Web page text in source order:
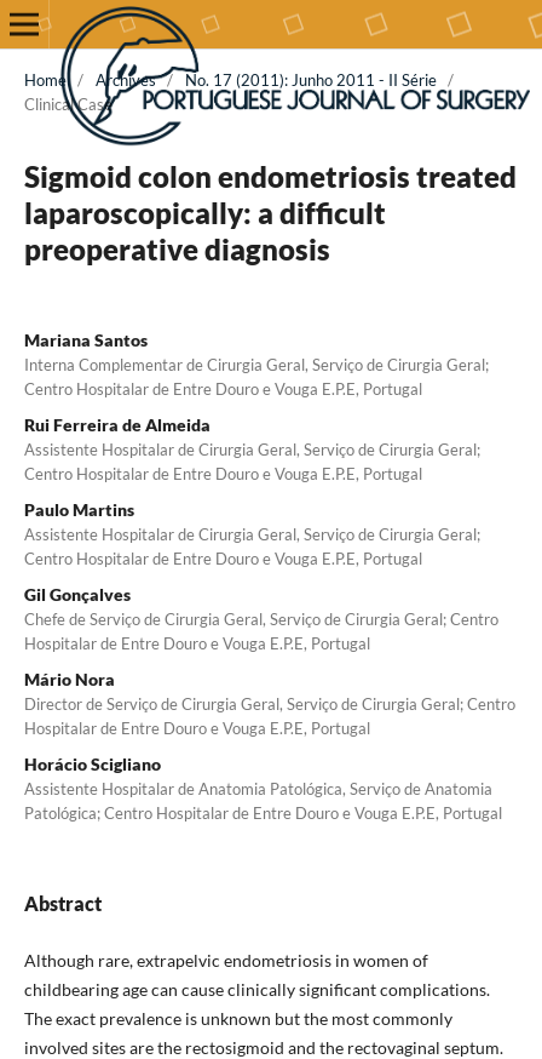
Home / Archives / No. 17 (2011): Junho 2011 - II Série /
Clinical Case
Sigmoid colon endometriosis treated
laparoscopically: a difficult
preoperative diagnosis
Mariana Santos
Interna Complementar de Cirurgia Geral, Serviço de Cirurgia Geral;
Centro Hospitalar de Entre Douro e Vouga E.P.E, Portugal
Rui Ferreira de Almeida
Assistente Hospitalar de Cirurgia Geral, Serviço de Cirurgia Geral;
Centro Hospitalar de Entre Douro e Vouga E.P.E, Portugal
Paulo Martins
Assistente Hospitalar de Cirurgia Geral, Serviço de Cirurgia Geral;
Centro Hospitalar de Entre Douro e Vouga E.P.E, Portugal
Gil Gonçalves
Chefe de Serviço de Cirurgia Geral, Serviço de Cirurgia Geral; Centro
Hospitalar de Entre Douro e Vouga E.P.E, Portugal
Mário Nora
Director de Serviço de Cirurgia Geral, Serviço de Cirurgia Geral; Centro
Hospitalar de Entre Douro e Vouga E.P.E, Portugal
Horácio Scigliano
Assistente Hospitalar de Anatomia Patológica, Serviço de Anatomia
Patológica; Centro Hospitalar de Entre Douro e Vouga E.P.E, Portugal
Abstract
Although rare, extrapelvic endometriosis in women of
childbearing age can cause clinically significant complications.
The exact prevalence is unknown but the most commonly
involved sites are the rectosigmoid and the rectovaginal septum.